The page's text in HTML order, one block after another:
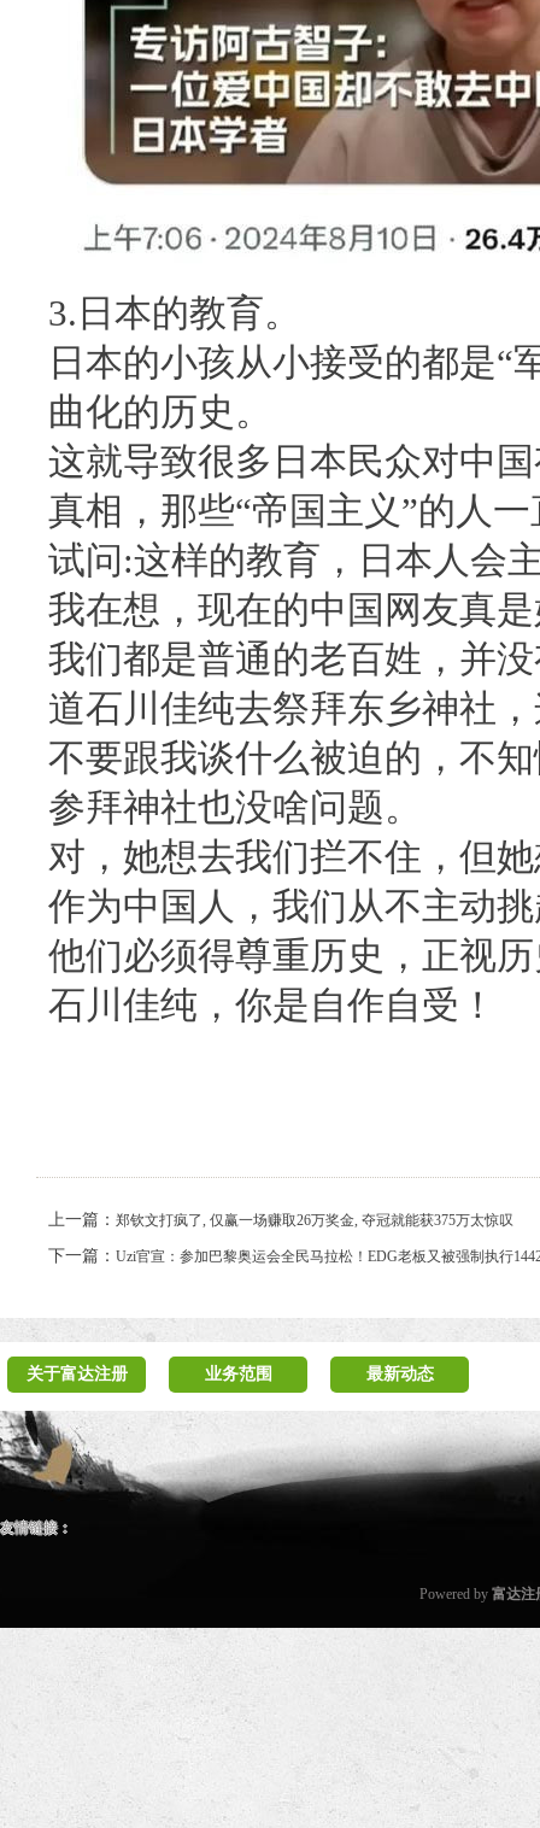
3.日本的教育。
日本的小孩从小接受的都是“
曲化的历史。
这就导致很多日本民众对中
真相，那些“帝国主义”的人
试问:这样的教育，日本人会
我在想，现在的中国网友真
我们都是普通的老百姓，并
道石川佳纯去祭拜东乡神社
不要跟我谈什么被迫的，不
参拜神社也没啥问题。
对，她想去我们拦不住，但
作为中国人，我们从不主动
他们必须得尊重历史，正视
石川佳纯，你是自作自受！
上一篇： 郑钦文打疯了, 仅赢一场赚取26万奖金, 夺冠就能获375万太惊叹
下一篇： Uzi官宣：参加巴黎奥运会全民马拉松！EDG老板又被强制执行
关于富达注册 业务范围 最新动态
友情链接：
Powered by 富达注